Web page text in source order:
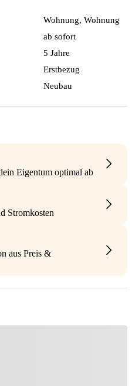
Wohnung, Wohnung
ab sofort
5 Jahre
Erstbezug
Neubau
Eigentum optimal ab
Stromkosten
aus Preis &